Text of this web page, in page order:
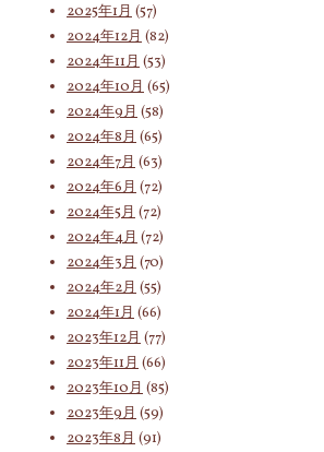
2025年1月 (57)
2024年12月 (82)
2024年11月 (53)
2024年10月 (65)
2024年9月 (58)
2024年8月 (65)
2024年7月 (63)
2024年6月 (72)
2024年5月 (72)
2024年4月 (72)
2024年3月 (70)
2024年2月 (55)
2024年1月 (66)
2023年12月 (77)
2023年11月 (66)
2023年10月 (85)
2023年9月 (59)
2023年8月 (91)